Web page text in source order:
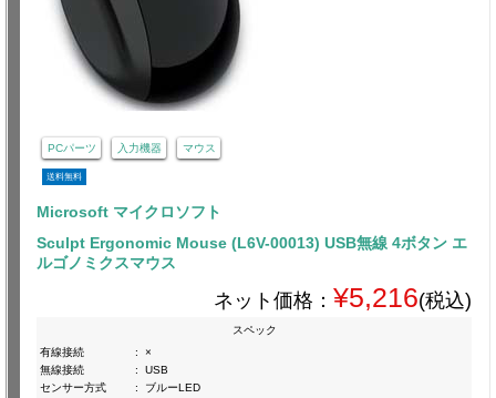
PCパーツ 入力機器 マウス
送料無料
Microsoft マイクロソフト
Sculpt Ergonomic Mouse (L6V-00013) USB無線 4ボタン エ
ルゴノミクスマウス
ネット価格： ¥5,216(税込)
スペック
有線接続
:
×
無線接続
:
USB
センサー方式
:
ブルーLED